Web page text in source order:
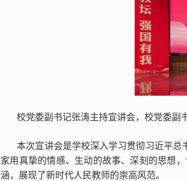
校党委副书记张涛主持宣讲会，校党委副
本次宣讲会是学校深入学习贯彻习近平
家用真挚的情感、生动的故事、深刻的思想
涵，展现了新时代人民教师的崇高风范。